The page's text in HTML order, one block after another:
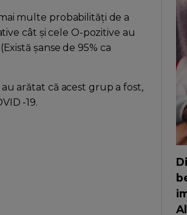
multe probabilități de a
cât și cele O-pozitive au
șanse de 95% ca
arătat că acest grup a fost,
-19.